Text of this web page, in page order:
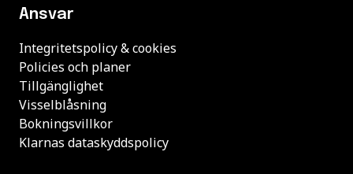
Ansvar
Integritetspolicy & cookies
Policies och planer
Tillgänglighet
Visselblåsning
Bokningsvillkor
Klarnas dataskyddspolicy